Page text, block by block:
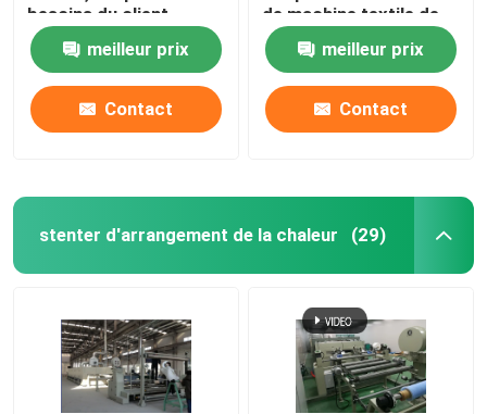
besoins du client,
conception
d'humanisation
meilleur prix
Contact
de machine textile de
Stenter
meilleur prix
Contact
stenter d'arrangement de la chaleur (29)